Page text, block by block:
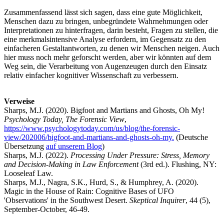
Zusammenfassend lässt sich sagen, dass eine gute Möglichkeit,
Menschen dazu zu bringen, unbegründete Wahrnehmungen oder
Interpretationen zu hinterfragen, darin besteht, Fragen zu stellen, die
eine merkmalsintensive Analyse erfordern, im Gegensatz zu den
einfacheren Gestaltantworten, zu denen wir Menschen neigen. Auch
hier muss noch mehr geforscht werden, aber wir könnten auf dem
Weg sein, die Verarbeitung von Augenzeugen durch den Einsatz
relativ einfacher kognitiver Wissenschaft zu verbessern.
Verweise
Sharps, M.J. (2020). Bigfoot and Martians and Ghosts, Oh My!
Psychology Today, The Forensic View,
https://www.psychologytoday.com/us/blog/the-forensic-
view/202006/bigfoot-and-martians-and-ghosts-oh-my. (Deutsche
Übersetzung auf unserem Blog)
Sharps, M.J. (2022). Processing Under Pressure: Stress, Memory
and Decision-Making in Law Enforcement(3rd ed.). Flushing, NY:
Looseleaf Law.
Sharps, M.J., Nagra, S.K., Hurd, S., & Humphrey, A. (2020).
Magic in the House of Rain: Cognitive Bases of UFO
'Observations' in the Southwest Desert. Skeptical Inquirer, 44 (5),
September-October, 46-49.